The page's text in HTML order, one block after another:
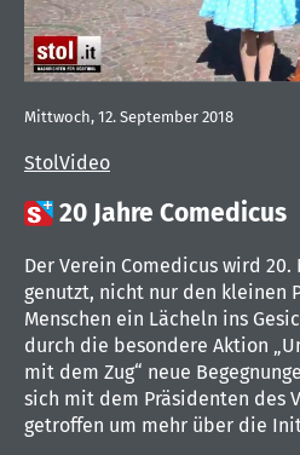
StolVideo
Mittwoch, 12. September 2018
20 Jahre Comedicus
Der Verein Comedicus wird 20.
genutzt, nicht nur den kleinen
Menschen ein Lächeln ins
durch die besondere Aktion
mit dem Zug“ neue
sich mit dem Präsidenten des
getroffen um mehr über die